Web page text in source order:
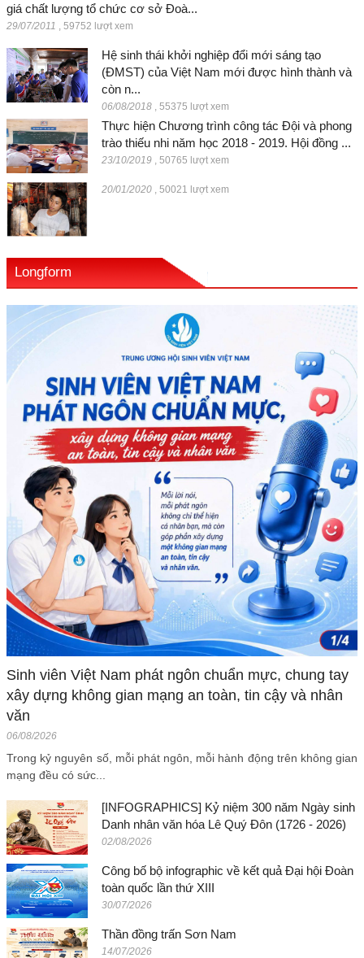
giá chất lượng tổ chức cơ sở Đoà...
29/07/2011 , 59752 lượt xem
Hệ sinh thái khởi nghiệp đổi mới sáng tạo
(ĐMST) của Việt Nam mới được hình thành và
còn n...
06/08/2018 , 55375 lượt xem
Thực hiện Chương trình công tác Đội và phong
trào thiếu nhi năm học 2018 - 2019. Hội đồng ...
23/10/2019 , 50765 lượt xem
20/01/2020 , 50021 lượt xem
Longform
Sinh viên Việt Nam phát ngôn chuẩn mực, chung tay
xây dựng không gian mạng an toàn, tin cậy và nhân
văn
06/08/2026
Trong kỷ nguyên số, mỗi phát ngôn, mỗi hành động trên không gian
mạng đều có sức...
[INFOGRAPHICS] Kỷ niệm 300 năm Ngày sinh
Danh nhân văn hóa Lê Quý Đôn (1726 - 2026)
02/08/2026
Công bố bộ infographic về kết quả Đại hội Đoàn
toàn quốc lần thứ XIII
30/07/2026
Thần đồng trấn Sơn Nam
14/07/2026